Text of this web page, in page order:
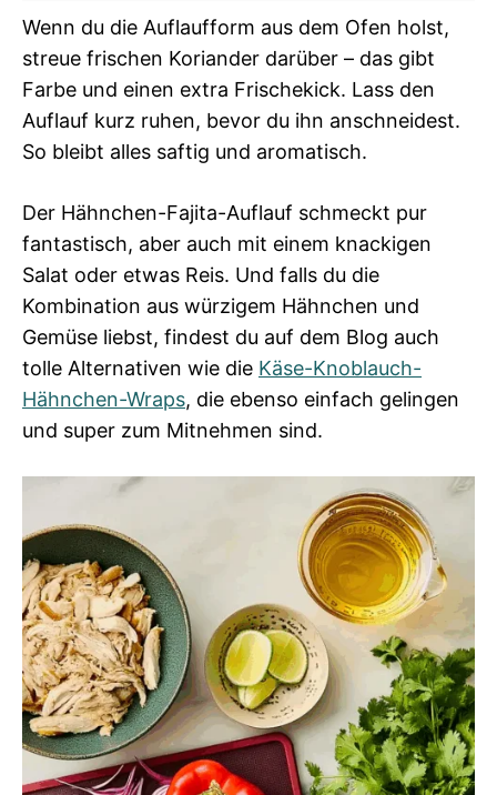
Wenn du die Auflaufform aus dem Ofen holst,
streue frischen Koriander darüber – das gibt
Farbe und einen extra Frischekick. Lass den
Auflauf kurz ruhen, bevor du ihn anschneidest.
So bleibt alles saftig und aromatisch.
Der Hähnchen-Fajita-Auflauf schmeckt pur
fantastisch, aber auch mit einem knackigen
Salat oder etwas Reis. Und falls du die
Kombination aus würzigem Hähnchen und
Gemüse liebst, findest du auf dem Blog auch
tolle Alternativen wie die Käse-Knoblauch-
Hähnchen-Wraps, die ebenso einfach gelingen
und super zum Mitnehmen sind.